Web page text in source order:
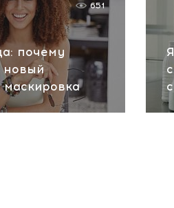
почему
новый
маскировка
651